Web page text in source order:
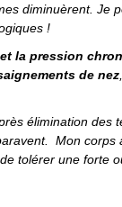
diminuèrent. Je
!
la pression
de nez
élimination des
Mon
tolérer une forte